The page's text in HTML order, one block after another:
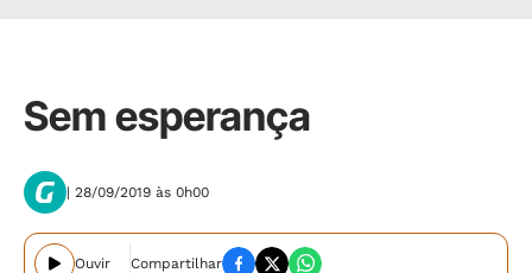
Sem esperança
| 28/09/2019 às 0h00
Ouvir Compartilhar